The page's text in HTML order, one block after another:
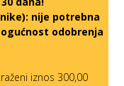
nije potrebna
odobrenja
iznos 300,00